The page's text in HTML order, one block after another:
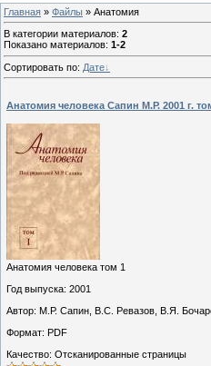
Главная » Файлы » Анатомия
В категории материалов: 2
Показано материалов: 1-2
Сортировать по: Дате
Анатомия человека Сапин М.Р. 2001 г.
Анатомия человека том 1
Год выпуска: 2001
Автор: М.Р. Сапин, В.С. Ревазов, В.Я.
Формат: PDF
Качество: Отсканированные страницы